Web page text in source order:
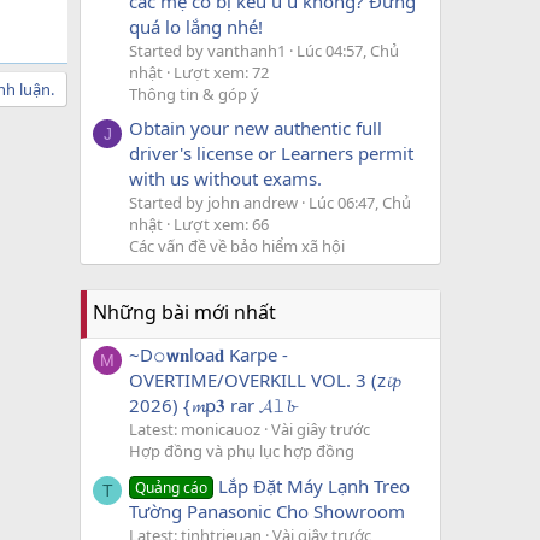
luận.
quá lo lắng nhé!
Started by vanthanh1
Lúc 04:57, Chủ
nhật Lượt xem: 72
Thông tin & góp ý
J
Obtain your new authentic full
driver's license or Learners permit
with us without exams.
Started by john andrew Lúc 06:47, Chủ
nhật Lượt xem: 66
Các vấn đề về bảo hiểm xã hội
Những bài mới nhất
M
~D𝚘𝘄𝐧loa𝐝 Karpe -
OVERTIME/OVERKILL VOL. 3 (z𝓲𝓹
2026) {𝓶p𝟑 rar 𝓐𝚕𝓫
Latest: monicauoz Vài giây trước
Hợp đồng và phụ lục hợp đồng
T Quảng cáo Lắp Đặt Máy Lạnh Treo
Tường Panasonic Cho Showroom
Latest: tinhtrieuan Vài giây trước